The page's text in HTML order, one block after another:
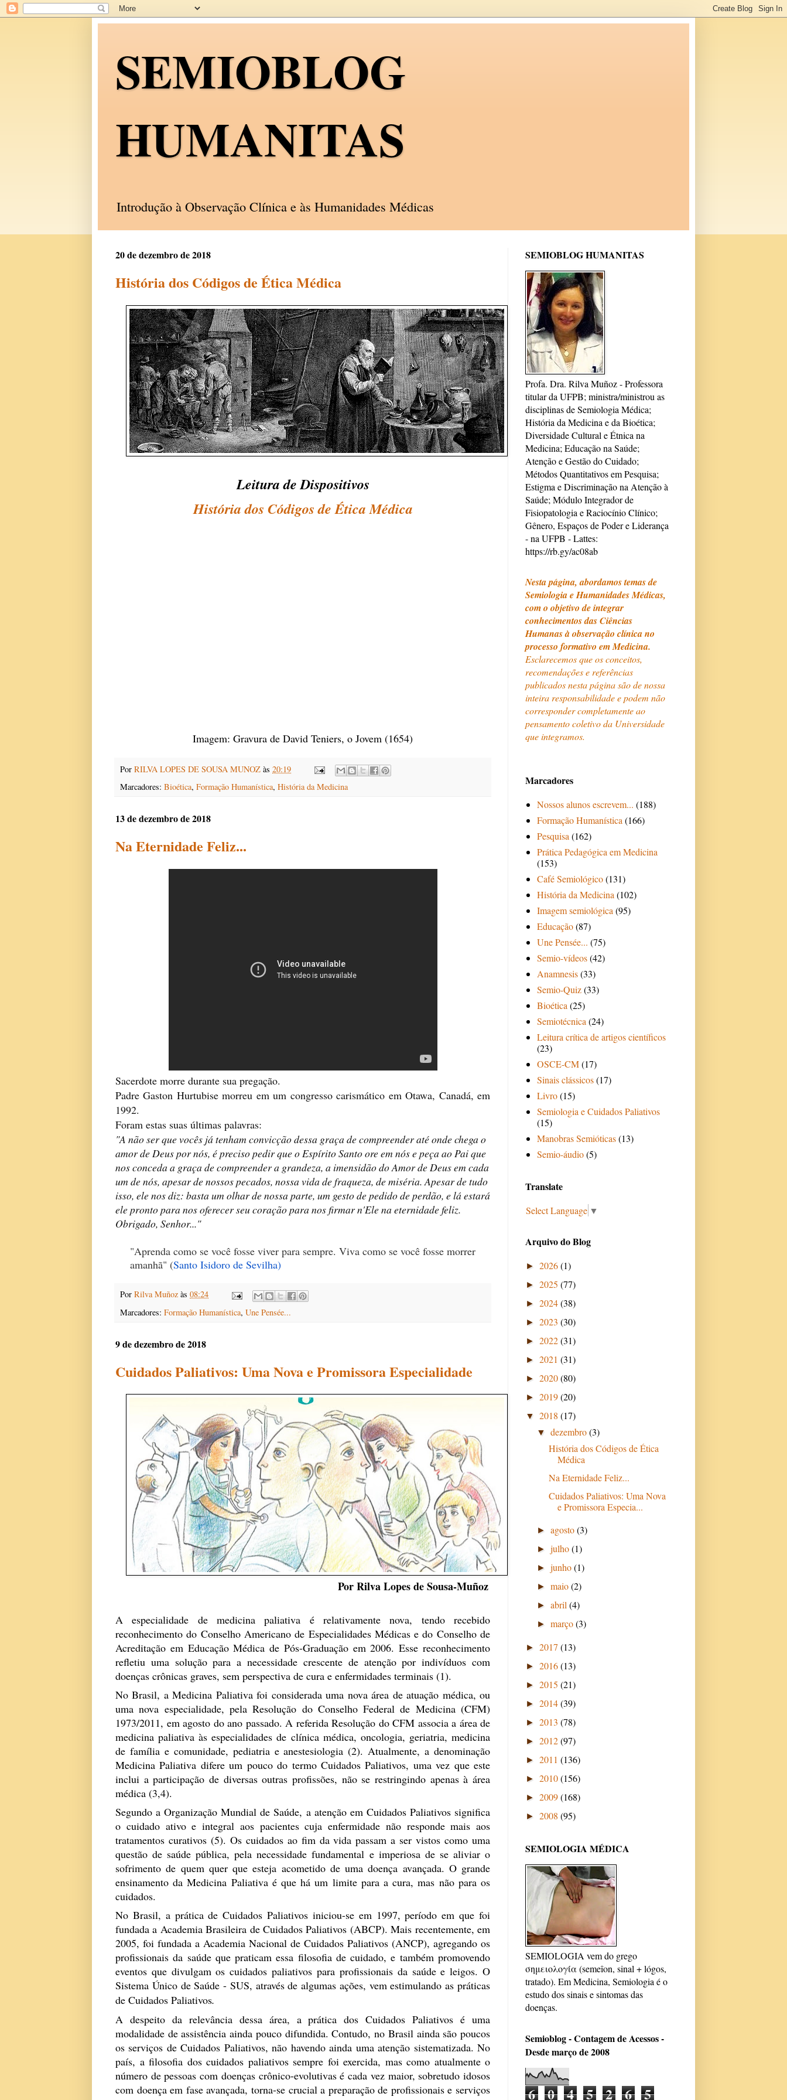
SEMIOBLOG
HUMANITAS
Introdução à Observação Clínica e às Humanidades Médicas
20 de dezembro de 2018
História dos Códigos de Ética Médica
Leitura de Dispositivos
História dos Códigos de Ética Médica
Imagem: Gravura de David Teniers, o Jovem (1654)
Por RILVA LOPES DE SOUSA MUNOZ às 20:19
Marcadores: Bioética, Formação Humanística, História da Medicina
13 de dezembro de 2018
Na Eternidade Feliz...
Sacerdote morre durante sua pregação.
Padre Gaston Hurtubise morreu em um congresso carismático em Otawa, Canadá, em
1992.
Foram estas suas últimas palavras:
"A não ser que vocês já tenham convicção dessa graça de compreender até onde chega o
amor de Deus por nós, é preciso pedir que o Espírito Santo ore em nós e peça ao Pai que
nos conceda a graça de compreender a grandeza, a imensidão do Amor de Deus em cada
um de nós, apesar de nossos pecados, nossa vida de fraqueza, de miséria. Apesar de tudo
isso, ele nos diz: basta um olhar de nossa parte, um gesto de pedido de perdão, e lá estará
ele pronto para nos oferecer seu coração para nos firmar n'Ele na eternidade feliz.
Obrigado, Senhor..."
"Aprenda como se você fosse viver para sempre. Viva como se você fosse morrer
amanhã" (Santo Isidoro de Sevilha)
Por Rilva Muñoz às 08:24
Marcadores: Formação Humanística, Une Pensée...
9 de dezembro de 2018
Cuidados Paliativos: Uma Nova e Promissora Especialidade
Por Rilva Lopes de Sousa-Muñoz
A especialidade de medicina paliativa é relativamente nova, tendo recebido
reconhecimento do Conselho Americano de Especialidades Médicas e do Conselho de
Acreditação em Educação Médica de Pós-Graduação em 2006. Esse reconhecimento
refletiu uma solução para a necessidade crescente de atenção por indivíduos com
doenças crônicas graves, sem perspectiva de cura e enfermidades terminais (1).
No Brasil, a Medicina Paliativa foi considerada uma nova área de atuação médica, ou
uma nova especialidade, pelaResolução do Conselho Federal de Medicina (CFM)
1973/2011, em agosto do ano passado. A referida Resolução do CFM associa a área de
medicina paliativa às especialidades de clínica médica, oncologia, geriatria, medicina
de família e comunidade, pediatria e anestesiologia (2).Atualmente, a denominação
Medicina Paliativa difere um pouco do termo Cuidados Paliativos, uma vez que este
inclui a participação de diversas outras profissões, não se restringindo apenas à área
médica (3,4).
Segundo a Organização Mundial de Saúde, a atenção em Cuidados Paliativos significa
o cuidado ativo e integral aos pacientes cuja enfermidade não responde mais aos
tratamentos curativos (5). Os cuidados ao fim da vida passam a ser vistos como uma
questão de saúde pública, pela necessidade fundamental e imperiosa de se aliviar o
sofrimento de quem quer que esteja acometido de uma doença avançada. O grande
ensinamento da Medicina Paliativa é que há um limite para a cura, mas não para os
cuidados.
No Brasil, a prática de Cuidados Paliativos iniciou-se em 1997, período em que foi
fundada a Academia Brasileira de Cuidados Paliativos (ABCP). Mais recentemente, em
2005, foi fundada a Academia Nacional de Cuidados Paliativos (ANCP), agregando os
profissionais da saúde que praticam essa filosofia de cuidado, e também promovendo
eventos que divulgam os cuidados paliativos para profissionais da saúde e leigos. O
Sistema Único de Saúde - SUS, através de algumas ações, vem estimulando as práticas
de Cuidados Paliativos.
A despeito da relevância dessa área, a prática dos Cuidados Paliativos é uma
modalidade de assistência ainda pouco difundida.Contudo, no Brasil ainda são poucos
os serviços de Cuidados Paliativos, não havendo ainda uma atenção sistematizada. No
país, a filosofia dos cuidados paliativos sempre foi exercida, mas como atualmente o
número de pessoas com doenças crônico-evolutivas é cada vez maior, sobretudo idosos
com doença em fase avançada, torna-se crucial a preparação de profissionais e serviços
SEMIOBLOG HUMANITAS
Profa. Dra. Rilva Muñoz - Professora
titular da UFPB; ministra/ministrou as
disciplinas de Semiologia Médica;
História da Medicina e da Bioética;
Diversidade Cultural e Étnica na
Medicina; Educação na Saúde;
Atenção e Gestão do Cuidado;
Métodos Quantitativos em Pesquisa;
Estigma e Discriminação na Atenção à
Saúde; Módulo Integrador de
Fisiopatologia e Raciocínio Clínico;
Gênero, Espaços de Poder e Liderança
- na UFPB - Lattes:
https://rb.gy/ac08ab
Nesta página, abordamos temas de
Semiologia e Humanidades Médicas,
com o objetivo de integrar
conhecimentos das Ciências
Humanas à observação clínica no
processo formativo em Medicina.
Esclarecemos que os conceitos,
recomendações e referências
publicados nesta página são de nossa
inteira responsabilidade e podem não
corresponder completamente ao
pensamento coletivo da Universidade
que integramos.
Marcadores
Nossos alunos escrevem... (188)
Formação Humanística (166)
Pesquisa (162)
Prática Pedagógica em Medicina
(153)
Café Semiológico(131)
História da Medicina (102)
Imagem semiológica (95)
Educação(87)
Une Pensée... (75)
Semio-vídeos(42)
Anamnesis(33)
Semio-Quiz(33)
Bioética (25)
Semiotécnica (24)
Leitura crítica de artigos científicos
(23)
OSCE-CM(17)
Sinais clássicos(17)
Livro(15)
Semiologia e Cuidados Paliativos
(15)
Manobras Semióticas(13)
Semio-áudio(5)
Translate
Select Language ▼
Arquivo do Blog
► 2026(1)
► 2025 (77)
► 2024(38)
► 2023 (30)
► 2022(31)
► 2021 (31)
► 2020(80)
► 2019(20)
▼ 2018 (17)
▼dezembro(3)
História dos Códigos de Ética
Médica
Na Eternidade Feliz...
Cuidados Paliativos: Uma Nova
e Promissora Especia...
►agosto(3)
►julho(1)
►junho(1)
►maio(2)
►abril(4)
►março(3)
► 2017 (13)
► 2016(13)
► 2015 (21)
► 2014(39)
► 2013 (78)
► 2012(97)
► 2011 (136)
► 2010(156)
► 2009(168)
► 2008 (95)
SEMIOLOGIA MÉDICA
SEMIOLOGIA vem do grego
σημειολογία (semeîon, sinal + lógos,
tratado). Em Medicina, Semiologia é o
estudo dos sinais e sintomas das
doenças.
Semioblog - Contagem de Acessos -
Desde março de 2008
6 0 4 5 2 6 5